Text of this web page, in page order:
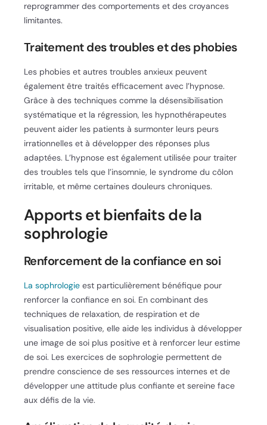
reprogrammer des comportements et des croyances
limitantes.
Traitement des troubles et des phobies
Les phobies et autres troubles anxieux peuvent
également être traités efficacement avec l’hypnose.
Grâce à des techniques comme la désensibilisation
systématique et la régression, les hypnothérapeutes
peuvent aider les patients à surmonter leurs peurs
irrationnelles et à développer des réponses plus
adaptées. L’hypnose est également utilisée pour traiter
des troubles tels que l’insomnie, le syndrome du côlon
irritable, et même certaines douleurs chroniques.
Apports et bienfaits de la
sophrologie
Renforcement de la confiance en soi
La sophrologie est particulièrement bénéfique pour
renforcer la confiance en soi. En combinant des
techniques de relaxation, de respiration et de
visualisation positive, elle aide les individus à développer
une image de soi plus positive et à renforcer leur estime
de soi. Les exercices de sophrologie permettent de
prendre conscience de ses ressources internes et de
développer une attitude plus confiante et sereine face
aux défis de la vie.